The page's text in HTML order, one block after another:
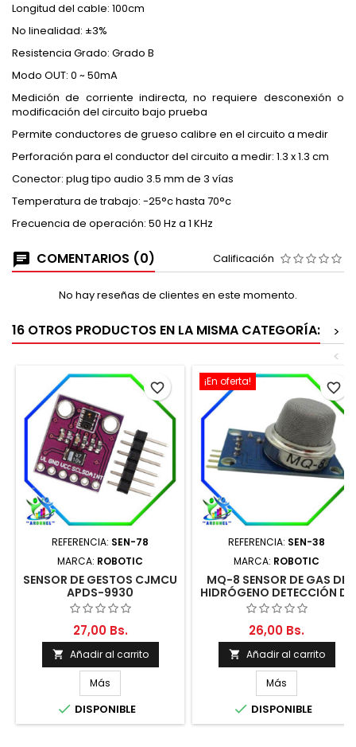
Longitud del cable: 100cm
No linealidad: ±3%
Resistencia Grado: Grado B
Modo OUT: 0 ~ 50mA
Medición de corriente indirecta, no requiere desconexión o
modificación del circuito bajo prueba
Permite conductores de grueso calibre en el circuito a medir
Perforación para el conductor del circuito a medir: 1.3 x 1.3 cm
Conector: plug tipo audio 3.5 mm de 3 vías
Temperatura de trabajo: -25°c hasta 70°c
Frecuencia de operación: 50 Hz a 1 KHz
COMENTARIOS (0) Calificación
No hay reseñas de clientes en este momento.
16 OTROS PRODUCTOS EN LA MISMA CATEGORÍA:
>
<
REFERENCIA: SEN-78
MARCA: ROBOTIC
SENSOR DE GESTOS CJMCU
APDS-9930
27,00 Bs.
 Añadir al carrito
Más
 DISPONIBLE
favorite_border ¡En oferta!
REFERENCIA: SEN-38
MARCA: ROBOTIC
MQ-8 SENSOR DE GAS DE
HIDRÓGENO DETECCIÓN DE
ALARMA H2
26,00 Bs.
 Añadir al carrito
Más
 DISPONIBLE
favorite_border